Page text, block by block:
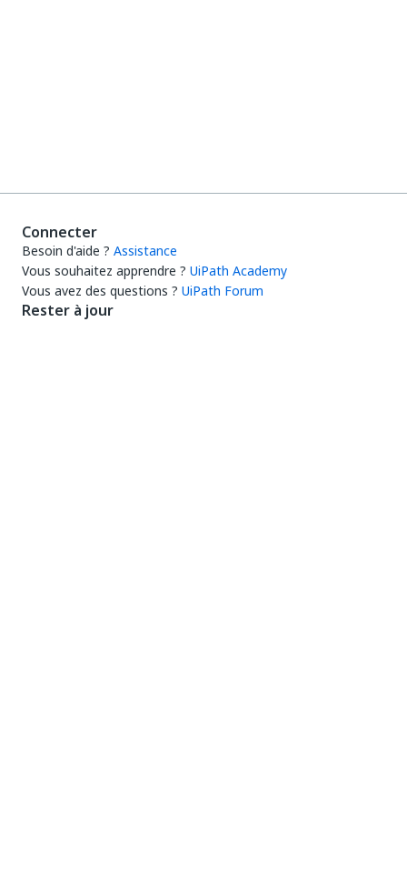
Connecter
Besoin d'aide ? Assistance
Vous souhaitez apprendre ? UiPath Academy
Vous avez des questions ? UiPath Forum
Rester à jour